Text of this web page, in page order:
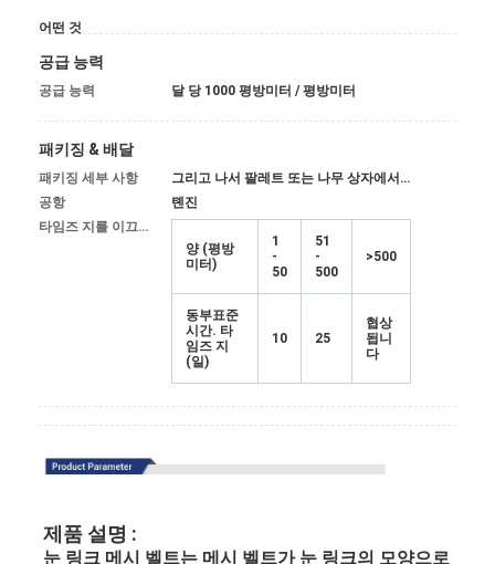
홈
공장 투어
어떤 것
공급 능력
공급 능력 달 당 1000 평방미터 / 평방미터
패키징 & 배달
패키징 세부 사항
그리고 나서 팔레트 또는 나무 상자에서, 내부자를 싸는 방수 종이
공항
톈진
타임즈 지를 이끄세요 :
양 (평방
미터)
1
-
50
51
-
500
>500
동부표준
시간. 타
임즈 지
(일)
10 25
협상
됩니
다
제품 설명 :
눈 링크 메시 벨트는 메시 벨트가 눈 링크의 모양으로